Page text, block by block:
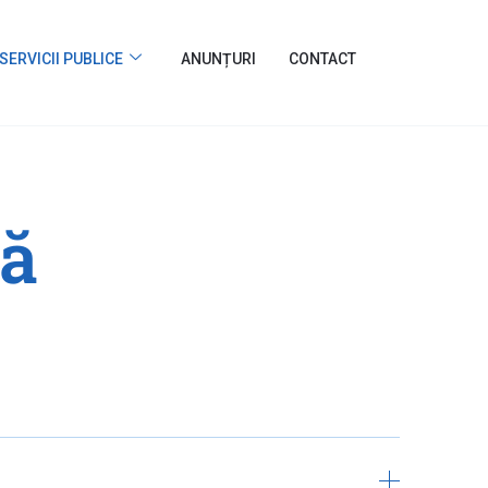
SERVICII PUBLICE ANUNȚURI CONTACT